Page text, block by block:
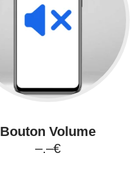
Bouton Volume
–.–€